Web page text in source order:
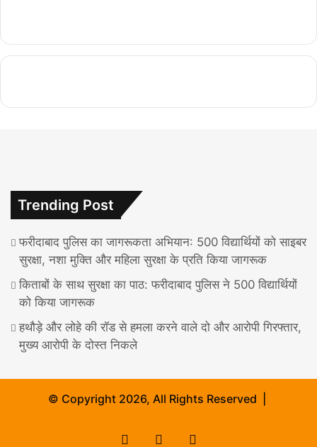
Trending Post
फरीदाबाद पुलिस का जागरूकता अभियान: 500 विद्यार्थियों को साइबर
सुरक्षा, नशा मुक्ति और महिला सुरक्षा के प्रति किया जागरूक
किताबों के साथ सुरक्षा का पाठ: फरीदाबाद पुलिस ने 500 विद्यार्थियों
को किया जागरूक
हथौड़े और लोहे की रॉड से हमला करने वाले दो और आरोपी गिरफ्तार,
मुख्य आरोपी के दोस्त निकले
© Copyright 2026, All Rights Reserved |
Facebook